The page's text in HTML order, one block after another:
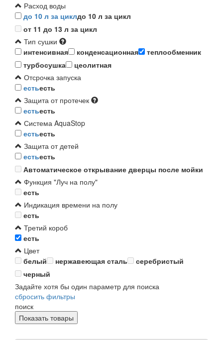
Расход воды
до 10 л за циклдо 10 л за цикл
от 11 до 13 л за цикл
Тип сушки
интенсивная
конденсационная
теплообменник
турбосушка
цеолитная
Отсрочка запуска
естьесть
Защита от протечек
естьесть
Система AquaStop
естьесть
Защита от детей
естьесть
Автоматическое открывание дверцы после мойки
Функция "Луч на полу"
есть
Индикация времени на полу
есть
Третий короб
есть
Цвет
белый
нержавеющая сталь
серебристый
черный
Задайте хотя бы один параметр для поиска
сбросить фильтры
поиск